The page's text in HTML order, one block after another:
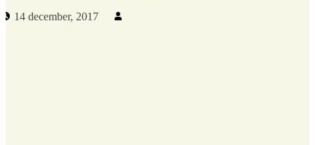
Publicerad den:
14 december, 2017